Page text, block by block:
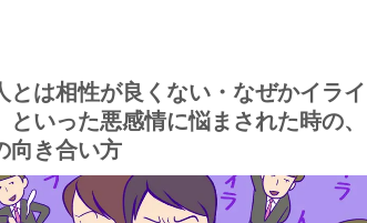
とは相性が良くない・なぜかイライ
といった悪感情に悩まされた時の、
向き合い方